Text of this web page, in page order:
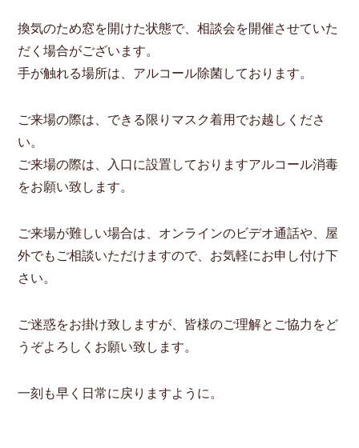
換気のため窓を開けた状態で、相談会を開催させていた
だく場合がございます。
手が触れる場所は、アルコール除菌しております。
ご来場の際は、できる限りマスク着用でお越しくださ
い。
ご来場の際は、入口に設置しておりますアルコール消毒
をお願い致します。
ご来場が難しい場合は、オンラインのビデオ通話や、屋
外でもご相談いただけますので、お気軽にお申し付け下
さい。
ご迷惑をお掛け致しますが、皆様のご理解とご協力をど
うぞよろしくお願い致します。
一刻も早く日常に戻りますように。